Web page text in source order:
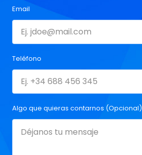
Email
Teléfono
Algo que quieras contarnos (Opcional)